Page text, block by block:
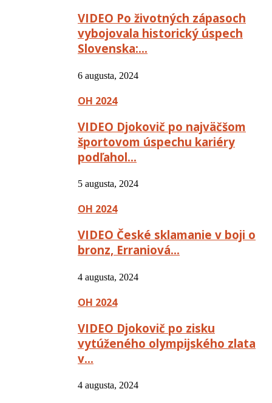
VIDEO Po životných zápasoch
vybojovala historický úspech
Slovenska:…
6 augusta, 2024
OH 2024
VIDEO Djokovič po najväčšom
športovom úspechu kariéry
podľahol…
5 augusta, 2024
OH 2024
VIDEO České sklamanie v boji o
bronz, Erraniová…
4 augusta, 2024
OH 2024
VIDEO Djokovič po zisku
vytúženého olympijského zlata
v…
4 augusta, 2024